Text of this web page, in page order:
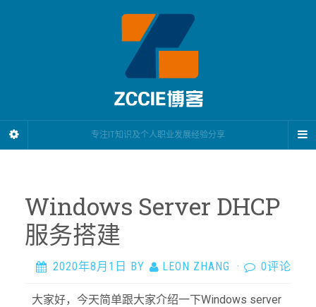
专注IT知识及个人职业发展经验分享
Windows Server DHCP
服务搭建
2020年8月1日 BY LEON ZHANG · 0评论
大家好，今天简单跟大家介绍一下Windows server